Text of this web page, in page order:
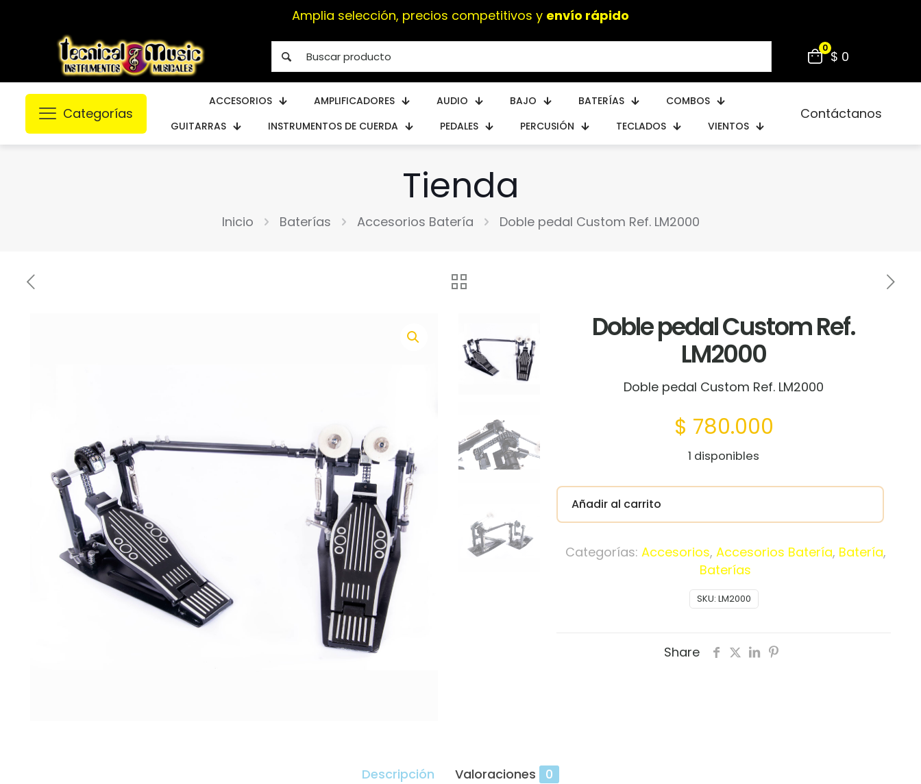
Instrumentos musicales dealta calidad
0 $ 0
Categorías
ACCESORIOS AMPLIFICADORES AUDIO BAJO BATERÍAS
COMBOS
GUITARRAS
INSTRUMENTOS DE CUERDA PEDALES PERCUSIÓN TECLADOS VIENTOS
Contáctanos
Tienda
Inicio Baterías Accesorios Batería Doble pedal Custom Ref. LM2000
Doble pedal Custom Ref.
LM2000
Doble pedal Custom Ref. LM2000
$ 780.000
1 disponibles
Añadir al carrito
SKU: LM2000
Categorías: Accesorios, Accesorios Batería, Batería,
Baterías
Share
Descripción Valoraciones 0